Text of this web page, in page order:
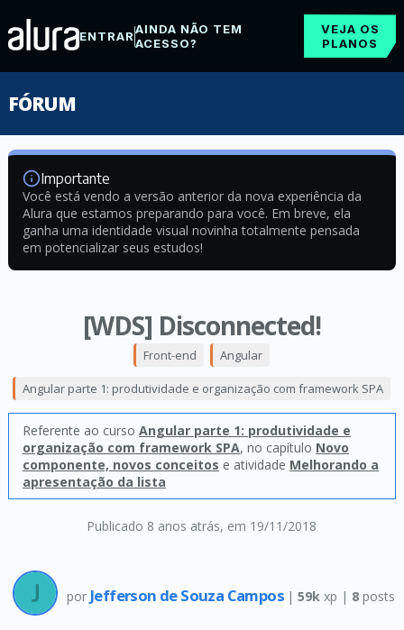
ENTRARAINDA NÃO TEM
ACESSO?
VEJA OS
PLANOS
FÓRUM
Importante
Você está vendo a versão anterior da nova experiência da
Alura que estamos preparando para você. Em breve, ela
ganha uma identidade visual novinha totalmente pensada
em potencializar seus estudos!
[WDS] Disconnected!
Publicado 8 anos atrás, em 19/11/2018
Front-end Angular
Angular parte 1: produtividade e organização com framework SPA
Referente ao curso Angular parte 1: produtividade e
organização com framework SPA, no capítulo Novo
componente, novos conceitos e atividade Melhorando a
apresentação da lista
por Jefferson de Souza Campos |59k xp | 8 posts